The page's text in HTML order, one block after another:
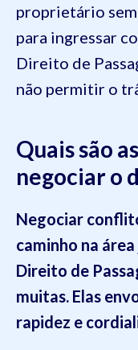
proprietário sem
para ingressar
Direito de
não permitir o
Quais são
negociar o
Negociar
caminho na
Direito de
muitas. Elas
rapidez e